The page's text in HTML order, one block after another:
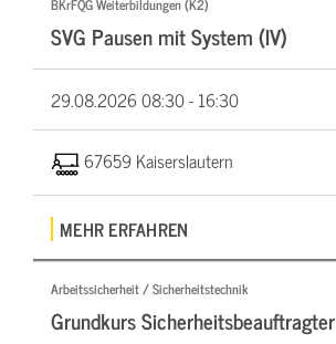
SVG Pausen mit System (IV)
29.08.202608:30 - 16:30
67659 Kaiserslautern
MEHR ERFAHREN
Arbeitssicherheit / Sicherheitstechnik
Grundkurs Sicherheitsbeauftragter